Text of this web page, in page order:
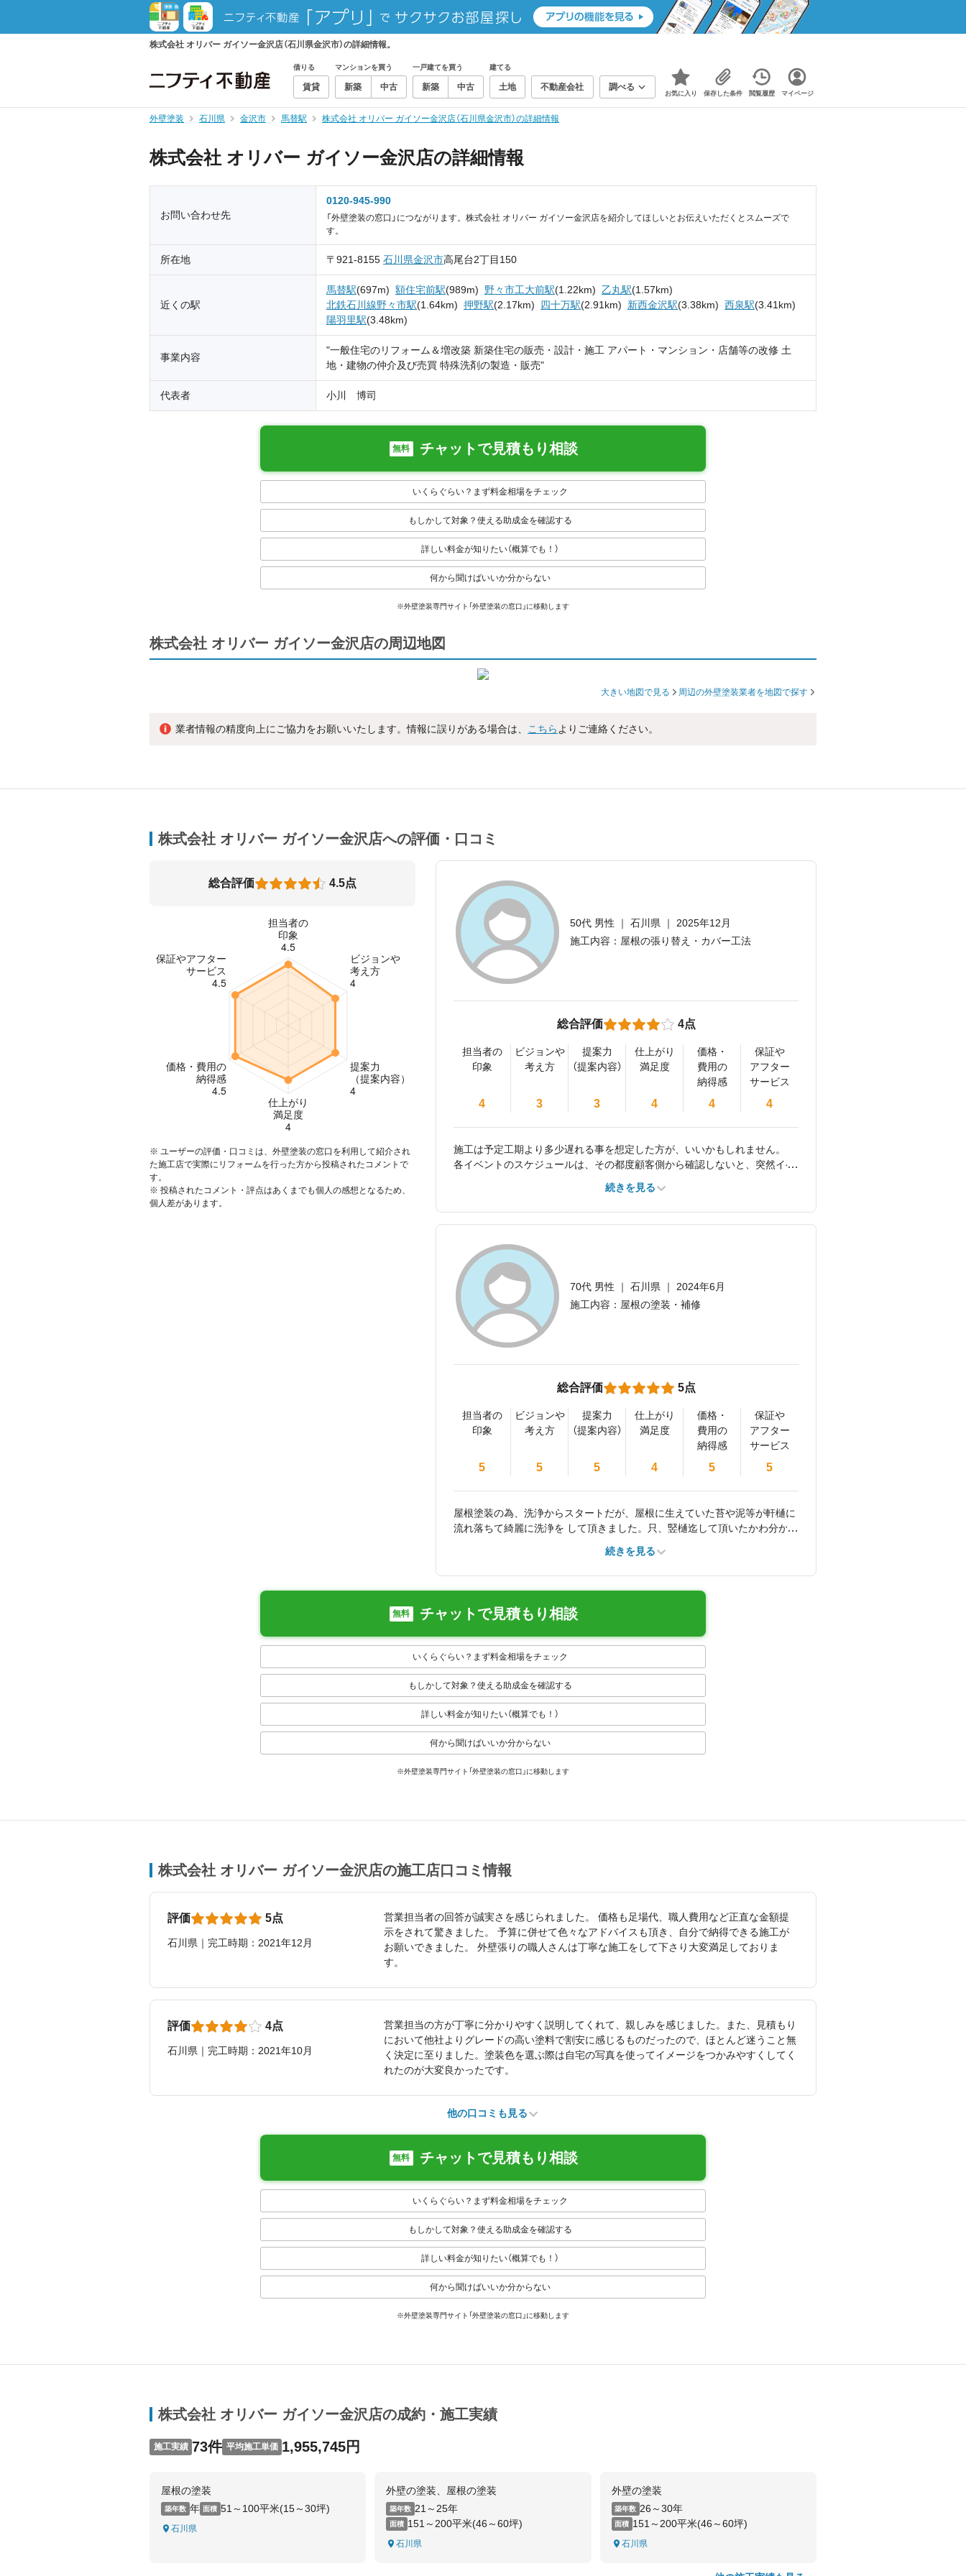
株式会社 オリバー ガイソー金沢店（石川県金沢市）の詳細情報。
借りる
賃貸
マンションを買う
新築 中古
一戸建てを買う
新築 中古
建てる
土地 不動産会社 調べる
お気に入り 保存した条件 閲覧履歴 マイページ
外壁塗装 石川県 金沢市 馬替駅 株式会社 オリバー ガイソー金沢店（石川県金沢市）の詳細情報
株式会社 オリバー ガイソー金沢店の詳細情報
お問い合わせ先
0120-945-990
「外壁塗装の窓口」につながります。株式会社 オリバー ガイソー金沢店を紹介してほしいとお伝えいただくとスムーズで
す。
所在地 〒921-8155 石川県金沢市高尾台2丁目150
近くの駅
馬替駅(697m) 額住宅前駅(989m) 野々市工大前駅(1.22km) 乙丸駅(1.57km)
北鉄石川線野々市駅(1.64km) 押野駅(2.17km) 四十万駅(2.91km) 新西金沢駅(3.38km) 西泉駅(3.41km)
陽羽里駅(3.48km)
事業内容
"一般住宅のリフォーム＆増改築 新築住宅の販売・設計・施工 アパート・マンション・店舗等の改修 土
地・建物の仲介及び売買 特殊洗剤の製造・販売"
代表者 小川 博司
無料 チャットで見積もり相談
いくらぐらい？まず料金相場をチェック
もしかして対象？使える助成金を確認する
詳しい料金が知りたい（概算でも！）
何から聞けばいいか分からない
※外壁塗装専門サイト「外壁塗装の窓口」に移動します
株式会社 オリバー ガイソー金沢店の周辺地図
大きい地図で見る 周辺の外壁塗装業者を地図で探す
業者情報の精度向上にご協力をお願いいたします。情報に誤りがある場合は、 こちら よりご連絡ください。
株式会社 オリバー ガイソー金沢店への評価・口コミ
総合評価 4.5点
※ ユーザーの評価・口コミは、外壁塗装の窓口を利用して紹介され
た施工店で実際にリフォームを行った方から投稿されたコメントで
す。
※ 投稿されたコメント・評点はあくまでも個人の感想となるため、
個人差があります。
50代 男性 ｜ 石川県 ｜ 2025年12月
施工内容：屋根の張り替え・カバー工法
総合評価 4点
担当者の
印象
4
ビジョンや
考え方
3
提案力
（提案内容）
3
仕上がり
満足度
4
価格・
費用の
納得感
4
保証や
アフター
サービス
4
施工は予定工期より多少遅れる事を想定した方が、いいかもしれません。
各イベントのスケジュールは、その都度顧客側から確認しないと、突然イベ
続きを見る
70代 男性 ｜ 石川県 ｜ 2024年6月
施工内容：屋根の塗装・補修
総合評価 5点
担当者の
印象
5
ビジョンや
考え方
5
提案力
（提案内容）
5
仕上がり
満足度
4
価格・
費用の
納得感
5
保証や
アフター
サービス
5
屋根塗装の為、洗浄からスタートだが、屋根に生えていた苔や泥等が軒樋に
流れ落ちて綺麗に洗浄を して頂きました。只、竪樋迄して頂いたかわ分か
す。 初日の足場組立の時間帯が連絡有った時間より遅れてきたので、やは
り時間帯は厳守すべきではないでしょうか。
続きを見る
無料 チャットで見積もり相談
いくらぐらい？まず料金相場をチェック
もしかして対象？使える助成金を確認する
詳しい料金が知りたい（概算でも！）
何から聞けばいいか分からない
※外壁塗装専門サイト「外壁塗装の窓口」に移動します
株式会社 オリバー ガイソー金沢店の施工店口コミ情報
評価 5点
石川県｜完工時期：2021年12月
営業担当者の回答が誠実さを感じられました。 価格も足場代、職人費用など正直な金額提
示をされて驚きました。 予算に併せて色々なアドバイスも頂き、自分で納得できる施工が
お願いできました。 外壁張りの職人さんは丁寧な施工をして下さり大変満足しておりま
す。
評価 4点
石川県｜完工時期：2021年10月
営業担当の方が丁寧に分かりやすく説明してくれて、親しみを感じました。また、見積もり
において他社よりグレードの高い塗料で割安に感じるものだったので、ほとんど迷うこと無
く決定に至りました。塗装色を選ぶ際は自宅の写真を使ってイメージをつかみやすくしてく
れたのが大変良かったです。
他の口コミも見る
無料 チャットで見積もり相談
いくらぐらい？まず料金相場をチェック
もしかして対象？使える助成金を確認する
詳しい料金が知りたい（概算でも！）
何から聞けばいいか分からない
※外壁塗装専門サイト「外壁塗装の窓口」に移動します
株式会社 オリバー ガイソー金沢店の成約・施工実績
施工実績 73件 平均施工単価 1,955,745円
屋根の塗装
築年数 年 面積 51～100平米(15～30坪)
石川県
外壁の塗装、屋根の塗装
築年数 21～25年
面積 151～200平米(46～60坪)
石川県
外壁の塗装
築年数 26～30年
面積 151～200平米(46～60坪)
石川県